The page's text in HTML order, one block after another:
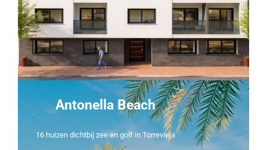
Antonella Beach
16 huizen dichtbij zee en golf in Torrevieja